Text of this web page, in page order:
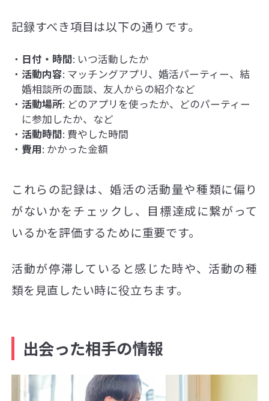
記録すべき項目は以下の通りです。
日付・時間: いつ活動したか
活動内容: マッチングアプリ、婚活パーティー、結
婚相談所の面談、友人からの紹介など
活動場所: どのアプリを使ったか、どのパーティー
に参加したか、など
活動時間: 費やした時間
費用: かかった金額
これらの記録は、婚活の活動量や種類に偏り
がないかをチェックし、目標達成に繋がって
いるかを評価するために重要です。
活動が停滞していると感じた時や、活動の種
類を見直したい時に役立ちます。
出会った相手の情報